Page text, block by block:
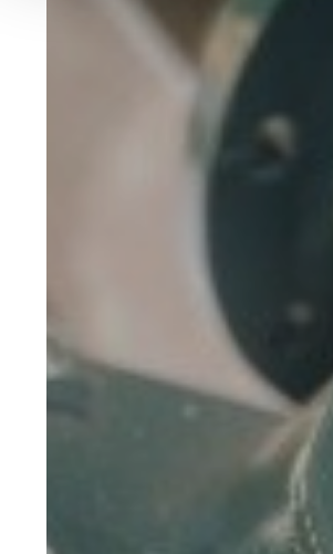
Bewässerung